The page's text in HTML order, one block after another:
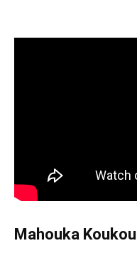
Mahouka